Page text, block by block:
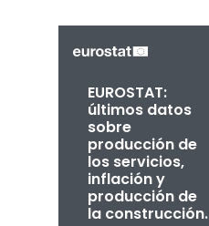
EUROSTAT:
últimos datos
sobre
producción de
los servicios,
inflación y
producción de
la construcción.